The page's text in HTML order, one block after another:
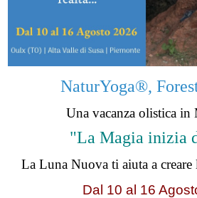
NaturYoga®,
Una vacanza olistica in
"La Magia inizia
La Luna Nuova ti aiuta a creare
Dal 10 al 16